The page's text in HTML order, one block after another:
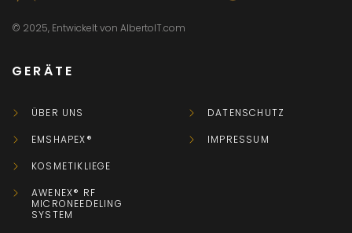
© 2025, Entwickelt von AlbertoIT.com
GERÄTE
ÜBER UNS
EMSHAPEX®
KOSMETIKLIEGE
AWENEX® RF
MICRONEEDELING
SYSTEM
DATENSCHUTZ
IMPRESSUM